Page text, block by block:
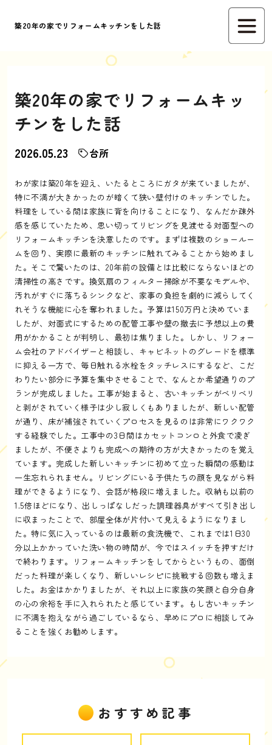
築20年の家でリフォームキッチンをした話
築20年の家でリフォームキッ
チンをした話
2026.05.23 台所
わが家は築20年を迎え、いたるところにガタが来ていましたが、
特に不満が大きかったのが暗くて狭い壁付けのキッチンでした。
料理をしている間は家族に背を向けることになり、なんだか疎外
感を感じていたため、思い切ってリビングを見渡せる対面型への
リフォームキッチンを決意したのです。まずは複数のショールー
ムを回り、実際に最新のキッチンに触れてみることから始めまし
た。そこで驚いたのは、20年前の設備とは比較にならないほどの
清掃性の高さです。換気扇のフィルター掃除が不要なモデルや、
汚れがすぐに落ちるシンクなど、家事の負担を劇的に減らしてく
れそうな機能に心を奪われました。予算は150万円と決めていま
したが、対面式にするための配管工事や壁の撤去に予想以上の費
用がかかることが判明し、最初は焦りました。しかし、リフォー
ム会社のアドバイザーと相談し、キャビネットのグレードを標準
に抑える一方で、毎日触れる水栓をタッチレスにするなど、こだ
わりたい部分に予算を集中させることで、なんとか希望通りのプ
ランが完成しました。工事が始まると、古いキッチンがベリベリ
と剥がされていく様子は少し寂しくもありましたが、新しい配管
が通り、床が補強されていくプロセスを見るのは非常にワクワク
する経験でした。工事中の3日間はカセットコンロと外食で凌ぎ
ましたが、不便さよりも完成への期待の方が大きかったのを覚え
ています。完成した新しいキッチンに初めて立った瞬間の感動は
一生忘れられません。リビングにいる子供たちの顔を見ながら料
理ができるようになり、会話が格段に増えました。収納も以前の
1.5倍ほどになり、出しっぱなしだった調理器具がすべて引き出し
に収まったことで、部屋全体が片付いて見えるようになりまし
た。特に気に入っているのは最新の食洗機で、これまでは1日30
分以上かかっていた洗い物の時間が、今ではスイッチを押すだけ
で終わります。リフォームキッチンをしてからというもの、面倒
だった料理が楽しくなり、新しいレシピに挑戦する回数も増えま
した。お金はかかりましたが、それ以上に家族の笑顔と自分自身
の心の余裕を手に入れられたと感じています。もし古いキッチン
に不満を抱えながら過ごしているなら、早めにプロに相談してみ
ることを強くお勧めします。
おすすめ記事